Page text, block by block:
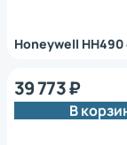
Honeywell
39 773 ₽
В